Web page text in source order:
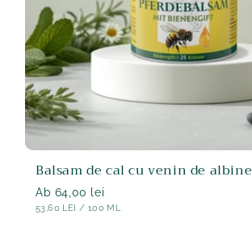
Balsam de cal cu venin de albine
Normaler
Preis
Ab 64,00 lei
STÜCK
53,60 LEI / PE
100 ML